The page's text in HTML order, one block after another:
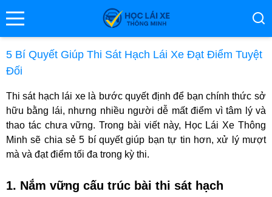
menu
5 Bí Quyết Giúp Thi Sát Hạch Lái Xe Đạt Điểm Tuyệt
Đối
Thi sát hạch lái xe là bước quyết định để bạn chính thức sở
hữu bằng lái, nhưng nhiều người dễ mất điểm vì tâm lý và
thao tác chưa vững. Trong bài viết này, Học Lái Xe Thông
Minh sẽ chia sẻ 5 bí quyết giúp bạn tự tin hơn, xử lý mượt
mà và đạt điểm tối đa trong kỳ thi.
1. Nắm vững cấu trúc bài thi sát hạch